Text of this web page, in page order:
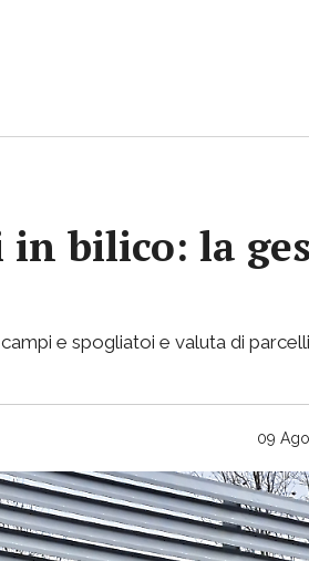
bilico: la
e spogliatoi e valuta di
09